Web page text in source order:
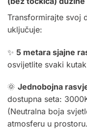
Transformirajte svoj
uključuje:
✨ 5 metara sjajne
osvijetlite svaki
🌞 Jednobojna
dostupna seta:
(Neutralna boja
atmosferu u prostoru.